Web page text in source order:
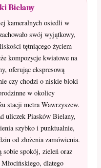
Bielany
kameralnych osiedli w
swój wyjątkowy,
tętniącego życiem
kompozycje kwiatowe na
oferując ekspresową
czy chodzi o niskie bloki
w okolicy
stacji metra Wawrzyszew.
uliczek Piasków Bielany,
szybko i punktualnie,
od złożenia zamówienia.
spokój, zieleń oraz
dlatego